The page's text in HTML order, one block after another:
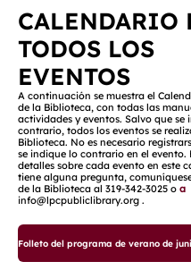
CALENDARIO
TODOS LOS
EVENTOS
A continuación se muestra el
de la Biblioteca, con todas las
actividades y eventos. Salvo que se
contrario, todos los eventos se
Biblioteca. No es necesario
se indique lo contrario en el evento.
detalles sobre cada evento en este
tiene alguna pregunta,
de la Biblioteca al 319-342-3025 o a
info@lpcpubliclibrary.org .